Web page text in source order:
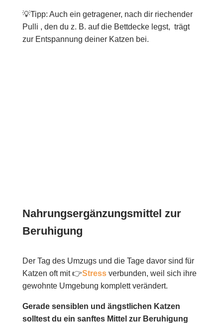
💡Tipp: Auch ein getragener, nach dir riechender
Pulli , den du z. B. auf die Bettdecke legst, trägt
zur Entspannung deiner Katzen bei.
Nahrungsergänzungsmittel zur
Beruhigung
Der Tag des Umzugs und die Tage davor sind für
Katzen oft mit 👉Stress verbunden, weil sich ihre
gewohnte Umgebung komplett verändert.
Gerade sensiblen und ängstlichen Katzen
solltest du ein sanftes Mittel zur Beruhigung